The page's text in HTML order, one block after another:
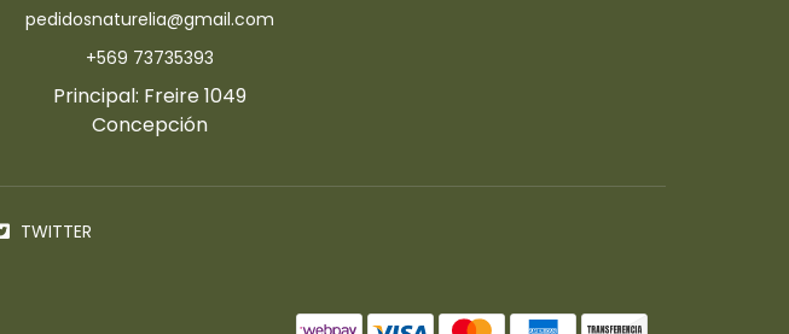
pedidosnaturelia@gmail.com
+569 73735393
Principal: Freire 1049
Concepción
TWITTER